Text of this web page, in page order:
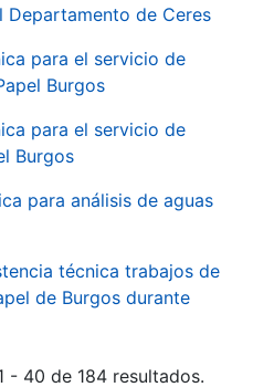
de Ceres
para el servicio de
Burgos
para el servicio de
Burgos
para análisis de aguas
técnica trabajos de
de Burgos durante
- 40 de 184 resultados.